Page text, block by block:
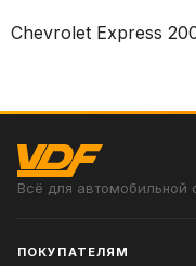
Chevrolet Express
Всё для автомобильной
ПОКУПАТЕЛЯМ